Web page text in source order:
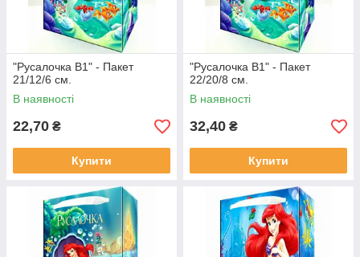
"Русалочка В1" - Пакет
21/12/6 см.
В наявності
22,70 ₴
Купити
"Русалочка В1" - Пакет
22/20/8 см.
В наявності
32,40 ₴
Купити